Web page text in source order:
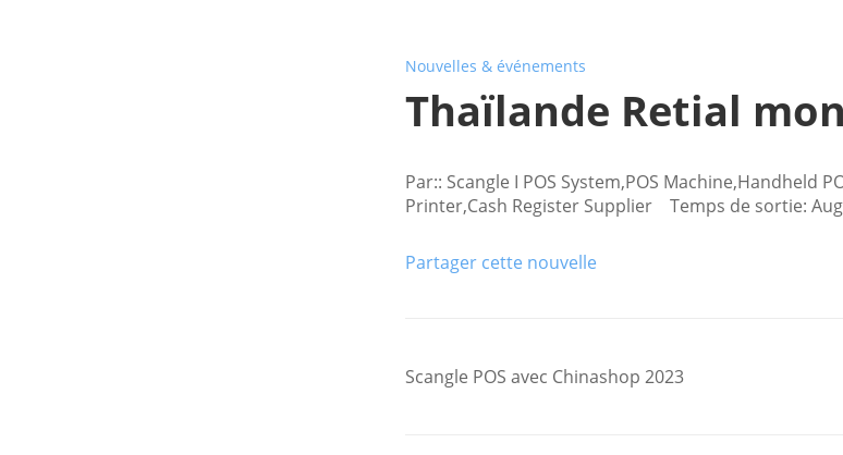
Nouvelles & événements
Thaïlande Retial
Par:: Scangle I POS System,POS Machine,Handheld
Printer,Cash Register Supplier Temps de sortie: Aug
Partager cette nouvelle
Scangle POS avec Chinashop 2023